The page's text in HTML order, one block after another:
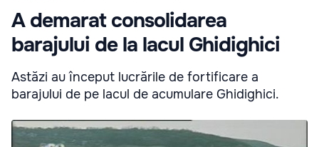
A demarat consolidarea
barajului de la lacul Ghidighici
Astăzi au început lucrările de fortificare a
barajului de pe lacul de acumulare Ghidighici.